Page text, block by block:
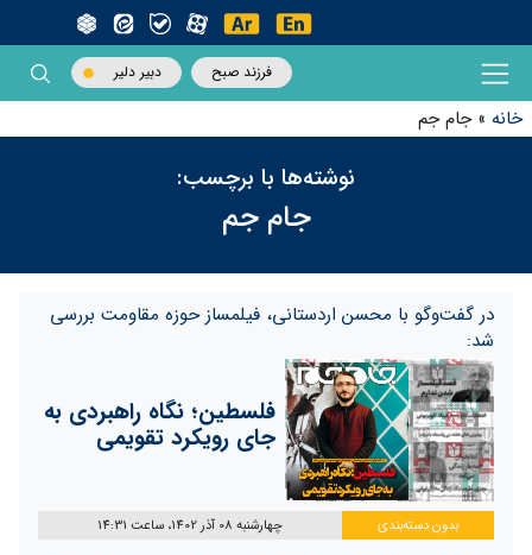
فرزند صبح دبیر دلیر
خانه »جام جم
نوشته‌ها با برچسب:
جام جم
در گفت‌و‌گو با محسن اردستانی، فیلمساز حوزه مقاومت بررسی
شد:
فلسطین؛ نگاه راهبردی به
جای رویکرد تقویمی
بدون دسته‌بندی چهارشنبه 08 آذر 1402، ساعت 14:31